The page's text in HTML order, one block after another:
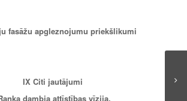
fasāžu apgleznojumu priekšlikumi
IX Citi jautājumi
dambja attīstības vīzija.